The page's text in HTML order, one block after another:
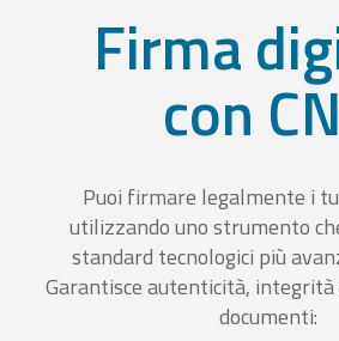
Firma
con
Puoi firmare legalmente i
utilizzando uno strumento
standard tecnologici più
Garantisce autenticità, integrità
documenti: